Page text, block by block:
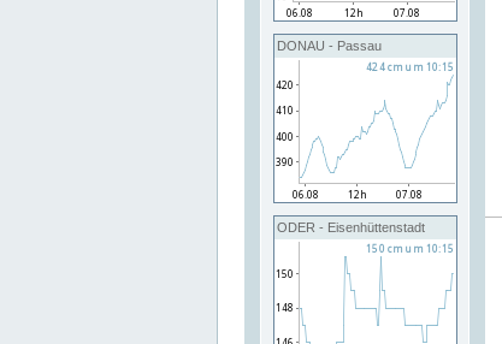
DONAU - Passau
ODER - Eisenhüttenstadt